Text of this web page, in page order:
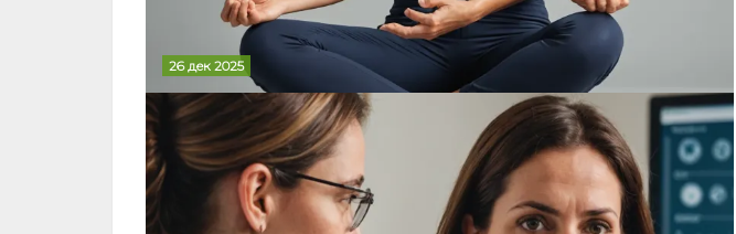
26 дек 2025